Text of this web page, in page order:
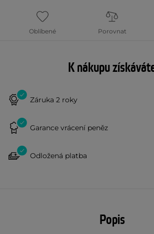
Oblíbené Porovnat
K nákupu
Záruka 2 roky
Garance vrácení peněz
Odložená platba
Popis